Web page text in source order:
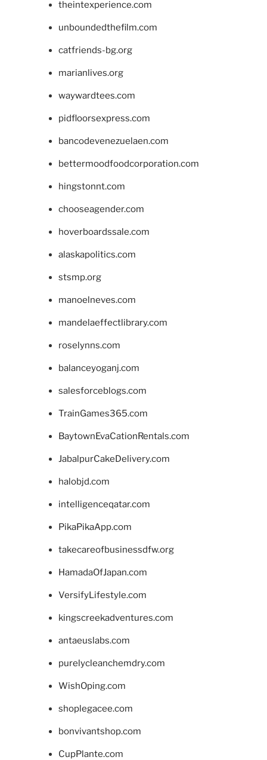
theintexperience.com
unboundedthefilm.com
catfriends-bg.org
marianlives.org
waywardtees.com
pidfloorsexpress.com
bancodevenezuelaen.com
bettermoodfoodcorporation.com
hingstonnt.com
chooseagender.com
hoverboardssale.com
alaskapolitics.com
stsmp.org
manoelneves.com
mandelaeffectlibrary.com
roselynns.com
balanceyoganj.com
salesforceblogs.com
TrainGames365.com
BaytownEvaCationRentals.com
JabalpurCakeDelivery.com
halobjd.com
intelligenceqatar.com
PikaPikaApp.com
takecareofbusinessdfw.org
HamadaOfJapan.com
VersifyLifestyle.com
kingscreekadventures.com
antaeuslabs.com
purelycleanchemdry.com
WishOping.com
shoplegacee.com
bonvivantshop.com
CupPlante.com